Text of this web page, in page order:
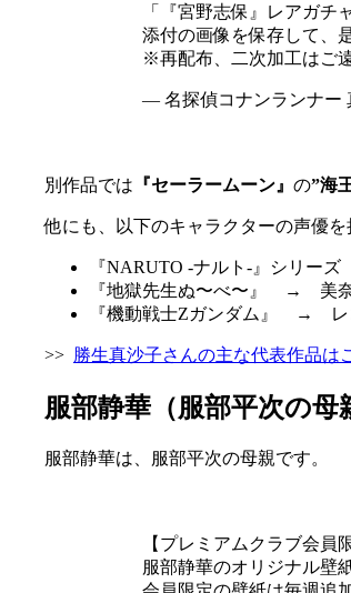
「『宮野志保』レアガチ
添付の画像を保存して、
※再配布、二次加工はご
— 名探偵コナンランナー
別作品では 『セーラームーン』 の”海
他にも、以下のキャラクターの声優を
『NARUTO -ナルト-』シリ
『地獄先生ぬ〜べ〜』 → 美
『機動戦士Ζガンダム』 → レ
>> 勝生真沙子さんの主な代表作品は
服部静華（服部平次の
服部静華は、服部平次の母親です。
【プレミアムクラブ会員
服部静華のオリジナル壁